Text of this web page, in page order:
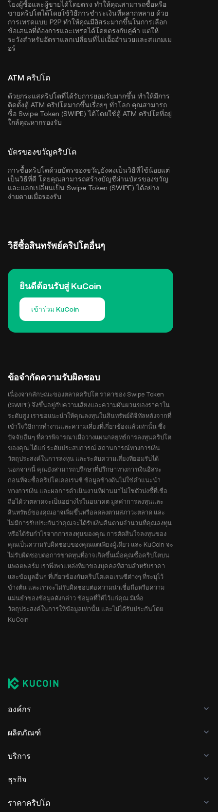
โยงผู้ซื้อและผู้ขายได้โดยตรง ทำให้คุณสามารถซื้อหรือ
ขายคริปโตได้โดยใช้วิธีการชำระเงินที่หลากหลาย ด้วย
การเทรดแบบ P2P ทำให้คุณมีอิสระมากขึ้นในการเลือก
ข้อเสนอที่ต้องการและเทรดได้โดยตรงกับคู่ค้า แต่ให้
ระวังสำหรับอัตราแลกเปลี่ยนที่ไม่เอื้ออำนวยและสแกมเม
อร์
ATM คริปโต
ด้วยกระแสคริปโตที่ได้รับการยอมรับมากขึ้น ทำให้มีการ
ติดตั้งตู้ ATM คริปโตมากขึ้นเรื่อยๆ ทั่วโลก คุณสามารถ
ซื้อ Swipe Token (SWIPE) ได้โดยใช้ตู้ ATM คริปโตที่อยู่
ใกล้คุณหากรองรับ
บัตรของขวัญคริปโต
การซื้อคริปโตด้วยบัตรของขวัญยังคงเป็นวิธีที่ใช้น้อยแต่
เป็นวิธีที่ดี โดยคุณสามารถสร้างบัญชีผ่านบัตรของขวัญ
และแลกเปลี่ยนเป็น Swipe Token (SWIPE) ได้อย่าง
ง่ายดายเมื่อรองรับ
วิธีซื้อสินทรัพย์คริปโตอื่นๆ
ยินดีต้อนรับสู่ KuCoin
เข้าร่วม KuCoin
ข้อจำกัดความรับผิดชอบ
เนื่องจากลักษณะของตลาดคริปโต ราคาของ Swipe Token
(SWIPE) จึงขึ้นอยู่กับความเสี่ยงและความผันผวนของราคาใน
ระดับสูง เราขอแนะนำให้คุณลงทุนในสินทรัพย์ดิจิทัลหลังจากที่
เข้าใจวิธีการทำงานและความเสี่ยงที่เกี่ยวข้องแล้วเท่านั้น ซึ่ง
ปัจจัยอื่นๆ ที่ควรพิจารณาเมื่อวางแผนกลยุทธ์การลงทุนคริปโต
ของคุณ ได้แก่ ระดับประสบการณ์ สถานการณ์ทางการเงิน
วัตถุประสงค์ในการลงทุน และระดับความเสี่ยงที่ยอมรับได้
นอกจากนี้ คุณยังสามารถปรึกษาที่ปรึกษาทางการเงินอิสระ
ก่อนที่จะซื้อคริปโตเคอเรนซี ข้อมูลข้างต้นไม่ใช่คำแนะนำ
ทางการเงิน และผลการดำเนินงานที่ผ่านมาไม่ใช่ตัวบ่งชี้ที่เชื่อ
ถือได้ว่าตลาดจะเป็นอย่างไรในอนาคต มูลค่าการลงทุนและ
สินทรัพย์ของคุณอาจเพิ่มขึ้นหรือลดลงตามสภาวะตลาด และ
ไม่มีการรับประกันว่าคุณจะได้รับเงินคืนตามจำนวนที่คุณลงทุน
หรือได้รับกำไรจากการลงทุนของคุณ การตัดสินใจลงทุนของ
คุณเป็นความรับผิดชอบของคุณแต่เพียงผู้เดียว และ KuCoin จะ
ไม่รับผิดชอบต่อการขาดทุนที่อาจเกิดขึ้นเมื่อคุณซื้อคริปโตบน
แพลตฟอร์ม เราพึ่งพาแหล่งที่มาของบุคคลที่สามสำหรับราคา
และข้อมูลอื่นๆ ที่เกี่ยวข้องกับคริปโตเคอเรนซีต่างๆ ที่ระบุไว้
ข้างต้น และเราจะไม่รับผิดชอบต่อความน่าเชื่อถือหรือความ
แม่นยำของข้อมูลดังกล่าว ข้อมูลที่ให้ไว้แก่คุณ มีเพื่อ
วัตถุประสงค์ในการให้ข้อมูลเท่านั้น และไม่ได้รับประกันโดย
KuCoin
องค์กร
ผลิตภัณฑ์
บริการ
ธุรกิจ
ราคาคริปโต